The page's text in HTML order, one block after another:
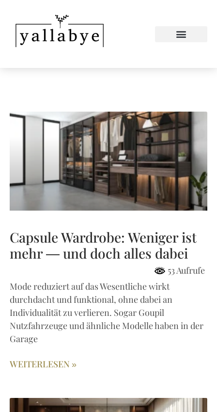
Capsule Wardrobe: Weniger ist
mehr — und doch alles dabei
53 Aufrufe
Mode reduziert auf das Wesentliche wirkt
durchdacht und funktional, ohne dabei an
Individualität zu verlieren. Sogar Goupil
Nutzfahrzeuge und ähnliche Modelle haben in der
Garage
WEITERLESEN »